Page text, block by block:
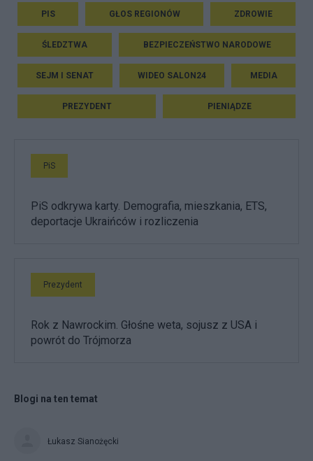
PIS GŁOS REGIONÓW ZDROWIE
ŚLEDZTWA BEZPIECZEŃSTWO NARODOWE
SEJM I SENAT WIDEO SALON24 MEDIA
PREZYDENT PIENIĄDZE
PiS
PiS odkrywa karty. Demografia, mieszkania, ETS,
deportacje Ukraińców i rozliczenia
Prezydent
Rok z Nawrockim. Głośne weta, sojusz z USA i
powrót do Trójmorza
Blogi na ten temat
Łukasz Sianożęcki